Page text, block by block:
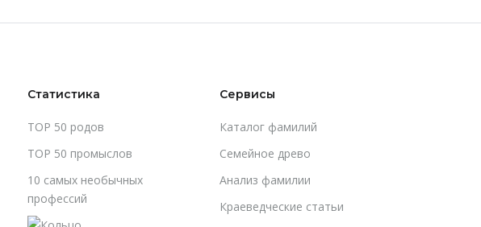
Статистика
TOP 50 родов
TOP 50 промыслов
10 самых необычных
профессий
Сервисы
Каталог фамилий
Cемейное древо
Анализ фамилии
Краеведческие статьи